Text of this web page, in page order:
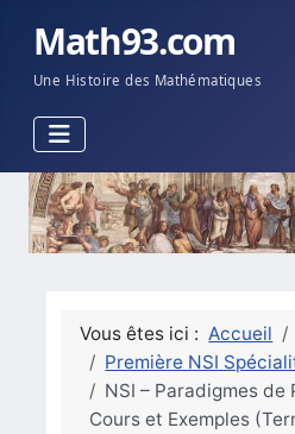
Math93.com
Une Histoire des Mathématiques
Vous êtes ici : Accueil
Première NSI
NSI – Paradigmes de
Cours et Exemples